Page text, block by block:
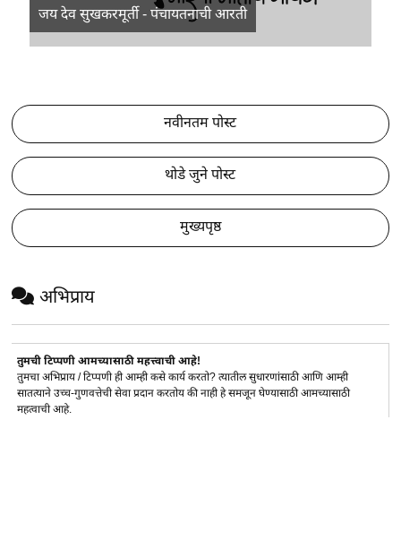
जय देव सुखकरमूर्ती - पंचायतनाची आरती
नवीनतम पोस्ट
थोडे जुने पोस्ट
मुख्यपृष्ठ
अभिप्राय
तुमची टिप्पणी आमच्यासाठी महत्त्वाची आहे!
तुमचा अभिप्राय / टिप्पणी ही आम्ही कसे कार्य करतो? त्यातील सुधारणांसाठी आणि आम्ही
सातत्याने उच्च-गुणवत्तेची सेवा प्रदान करतोय की नाही हे समजून घेण्यासाठी आमच्यासाठी
महत्वाची आहे.